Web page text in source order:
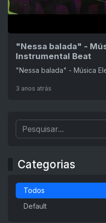
"Nessa balada" -
Instrumental Beat
"Nessa balada" - Música
3 anos atrás
Categorias
Todos
Default